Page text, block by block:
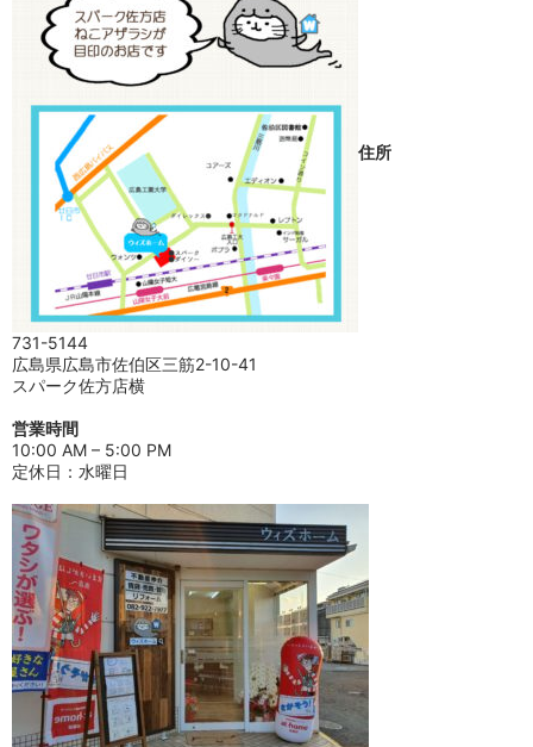
住所
731-5144
広島県広島市佐伯区三筋2-10-41
スパーク佐方店横
営業時間
10:00 AM – 5:00 PM
定休日：水曜日